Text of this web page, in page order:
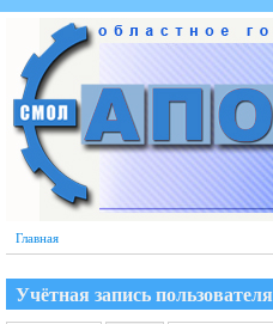
Перейти к основному содержанию
Главная
Учётная запись пользователя